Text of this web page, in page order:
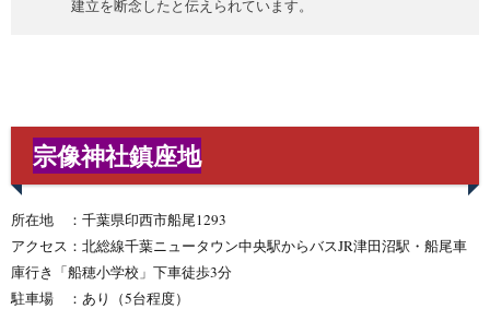
建立を断念したと伝えられています。
宗像神社鎮座地
所在地 ：千葉県印西市船尾1293
アクセス：北総線千葉ニュータウン中央駅からバスJR津田沼駅・船尾車
庫行き「船穂小学校」下車徒歩3分
駐車場 ：あり（5台程度）